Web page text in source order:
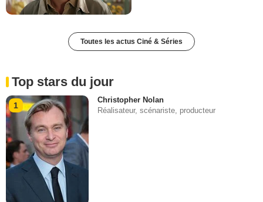
Toutes les actus Ciné & Séries
Top stars du jour
1
Christopher Nolan
Réalisateur, scénariste, producteur